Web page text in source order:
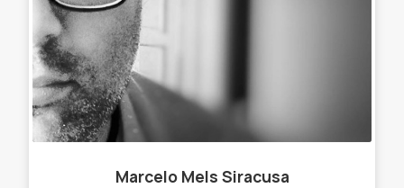
Marcelo Mels Siracusa